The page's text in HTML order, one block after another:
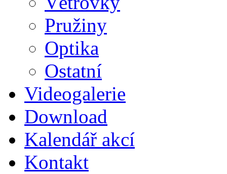
Pružiny
Optika
Ostatní
Videogalerie
Download
Kalendář akcí
Kontakt